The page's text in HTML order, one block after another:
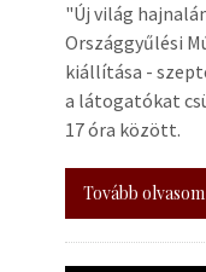
"Új világ
Országgyűlési
kiállítása -
a látogatókat
17 óra között.
Tovább